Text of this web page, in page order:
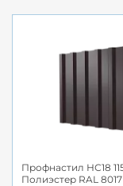
Профнастил НС18
Полиэстер RAL 8017